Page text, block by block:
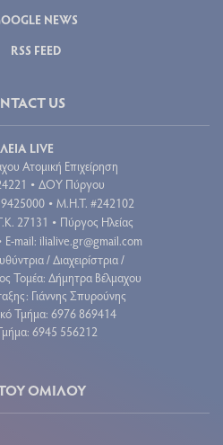
NEWS
RSS FEED
US
LIVE
Ατομική Επιχείρηση
• ΔΟΥ Πύργου
• Μ.Η.Τ. #242102
27131 • Πύργος Ηλείας
E-mail: ilialive.gr@gmail.com
/ Διαχειρίστρια /
Τομέα: Δήμητρα Βέλμαχου
Γιάννης Σπυρούνης
Τμήμα: 6976 869414
6945 556212
ΤΟΥ ΟΜΙΛΟΥ